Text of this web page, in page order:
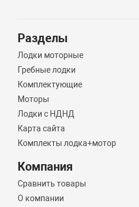
Разделы
Лодки моторные
Гребные лодки
Комплектующие
Моторы
Лодки с НДНД
Карта сайта
Комплекты лодка+мотор
Компания
Сравнить товары
О компании